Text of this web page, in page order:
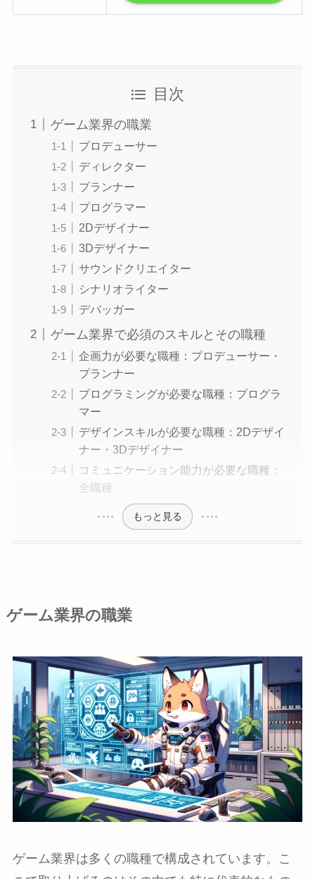
目次
ゲーム業界の職業
プロデューサー
ディレクター
プランナー
プログラマー
2Dデザイナー
3Dデザイナー
サウンドクリエイター
シナリオライター
デバッガー
ゲーム業界で必須のスキルとその職種
企画力が必要な職種：プロデューサー・
プランナー
プログラミングが必要な職種：プログラ
マー
デザインスキルが必要な職種：2Dデザイ
ナー・3Dデザイナー
コミュニケーション能力が必要な職種：
全職種
もっと見る
ゲーム業界の職業
ゲーム業界は多くの職種で構成されています。こ